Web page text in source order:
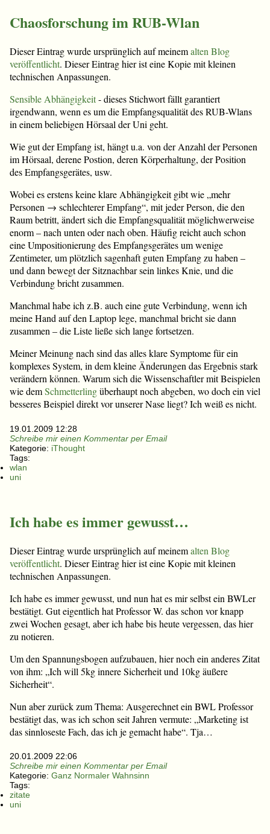
Chaosforschung im RUB-Wlan
Dieser Eintrag wurde ursprünglich auf meinemalten Blog
veröffentlicht. Dieser Eintrag hier ist eine Kopie mit kleinen
technischen Anpassungen.
Sensible Abhängigkeit- dieses Stichwort fällt garantiert
irgendwann, wenn es um die Empfangsqualität des RUB-Wlans
in einem beliebigen Hörsaal der Uni geht.
Wie gut der Empfang ist, hängt u.a. von der Anzahl der Personen
im Hörsaal, derene Postion, deren Körperhaltung, der Position
des Empfangsgerätes, usw.
Wobei es erstens keine klare Abhängigkeit gibt wie „mehr
Personen → schlechterer Empfang“, mit jeder Person, die den
Raum betritt, ändert sich die Empfangsqualität möglichwerweise
enorm – nach unten oder nach oben. Häufig reicht auch schon
eine Umpositionierung des Empfangsgerätes um wenige
Zentimeter, um plötzlich sagenhaft guten Empfang zu haben –
und dann bewegt der Sitznachbar sein linkes Knie, und die
Verbindung bricht zusammen.
Manchmal habe ich z.B. auch eine gute Verbindung, wenn ich
meine Hand auf den Laptop lege, manchmal bricht sie dann
zusammen – die Liste ließe sich lange fortsetzen.
Meiner Meinung nach sind das alles klare Symptome für ein
komplexes System, in dem kleine Änderungen das Ergebnis stark
verändern können. Warum sich die Wissenschaftler mit Beispielen
wie demSchmetterlingüberhaupt noch abgeben, wo doch ein viel
besseres Beispiel direkt vor unserer Nase liegt? Ich weiß es nicht.
19.01.2009 12:28
Schreibe mir einen Kommentar per Email
Kategorie: iThought
Tags:
wlan
uni
Ich habe es immer gewusst…
Dieser Eintrag wurde ursprünglich auf meinemalten Blog
veröffentlicht. Dieser Eintrag hier ist eine Kopie mit kleinen
technischen Anpassungen.
Ich habe es immer gewusst, und nun hat es mir selbst ein BWLer
bestätigt. Gut eigentlich hat Professor W. das schon vor knapp
zwei Wochen gesagt, aber ich habe bis heute vergessen, das hier
zu notieren.
Um den Spannungsbogen aufzubauen, hier noch ein anderes Zitat
von ihm: „Ich will 5kg innere Sicherheit und 10kg äußere
Sicherheit“.
Nun aber zurück zum Thema: Ausgerechnet ein BWL Professor
bestätigt das, was ich schon seit Jahren vermute: „Marketing ist
das sinnloseste Fach, das ich je gemacht habe“. Tja…
20.01.2009 22:06
Schreibe mir einen Kommentar per Email
Kategorie: Ganz Normaler Wahnsinn
Tags:
zitate
uni